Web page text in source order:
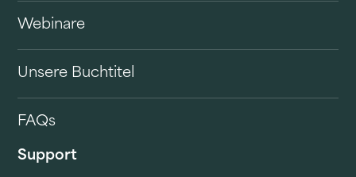
Webinare
Unsere Buchtitel
FAQs
Support